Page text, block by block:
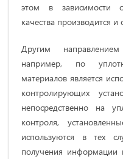
этом в зависимости
качества производится и
Другим
например, по
материалов является
контролирующих
непосредственно на
контроля,
используются в тех
получения